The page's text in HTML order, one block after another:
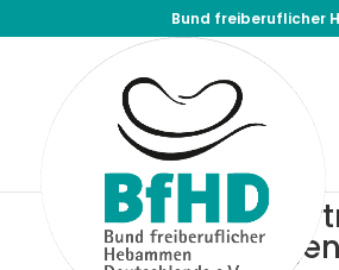
Bund freiberuflicher
Online